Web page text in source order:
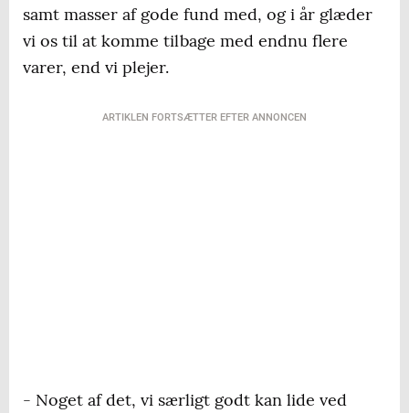
samt masser af gode fund med, og i år glæder
vi os til at komme tilbage med endnu flere
varer, end vi plejer.
ARTIKLEN FORTSÆTTER EFTER ANNONCEN
- Noget af det, vi særligt godt kan lide ved